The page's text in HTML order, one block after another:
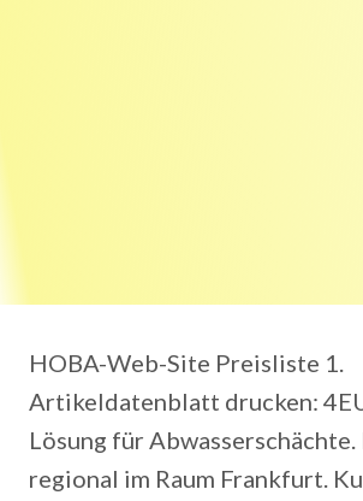
HOBA-Web-Site Preisliste 1.
Artikeldatenblatt drucken:
Lösung für
regional im Raum Frankfurt.